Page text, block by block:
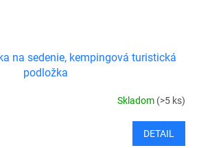
na sedenie, kempingová turistická
podložka
Skladom (>5 ks)
DETAIL